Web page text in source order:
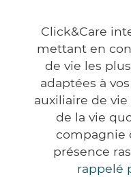
Click&Care
mettant en
de vie les
adaptées à
auxiliaire de
de la vie
compagnie
présence
rappelé